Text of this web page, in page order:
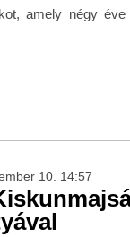
amely négy
10. 14:57